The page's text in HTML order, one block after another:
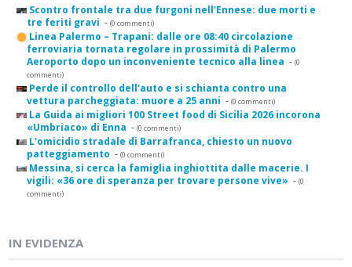
Scontro frontale tra due furgoni nell'Ennese: due morti e
tre feriti gravi - (0 commenti)
Linea Palermo – Trapani: dalle ore 08:40 circolazione
ferroviaria tornata regolare in prossimità di Palermo
Aeroporto dopo un inconveniente tecnico alla linea - (0
commenti)
Perde il controllo dell'auto e si schianta contro una
vettura parcheggiata: muore a 25 anni - (0 commenti)
La Guida ai migliori 100 Street food di Sicilia 2026 incorona
«Umbriaco» di Enna - (0 commenti)
L'omicidio stradale di Barrafranca, chiesto un nuovo
patteggiamento - (0 commenti)
Messina, si cerca la famiglia inghiottita dalle macerie. I
vigili: «36 ore di speranza per trovare persone vive» - (0
commenti)
IN EVIDENZA